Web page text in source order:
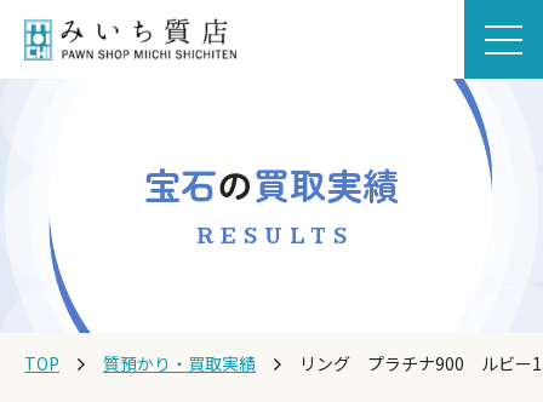
宝石の買取実績
RESULTS
TOP 質預かり・買取実績 リング プラチナ900 ルビ